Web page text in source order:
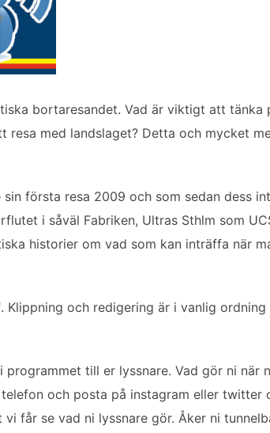
bortaresandet. Vad är viktigt att tänka
med landslaget? Detta och mycket
första resa 2009 och som sedan dess
i såväl Fabriken, Ultras Sthlm som
historier om vad som kan inträffa när
. Klippning och redigering är i vanlig ordning
till er lyssnare. Vad gör ni när
och posta på instagram eller twitter
får se vad ni lyssnare gör. Åker ni